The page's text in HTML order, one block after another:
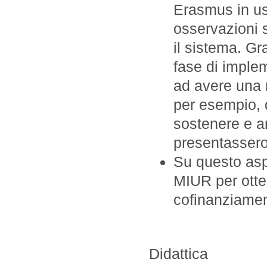
Erasmus in
osservazioni
il sistema.
fase di
ad avere una
per esempio,
sostenere e
Su questo
MIUR per
Didattica